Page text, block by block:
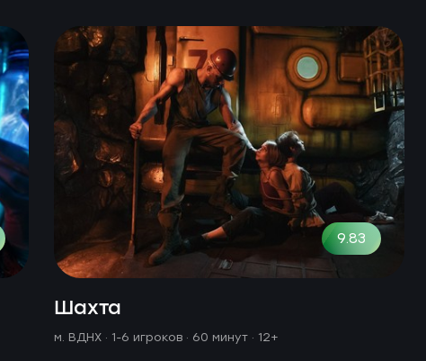
9.83
Шахта
м. ВДНХ · 1-6 игроков · 60 минут · 12+